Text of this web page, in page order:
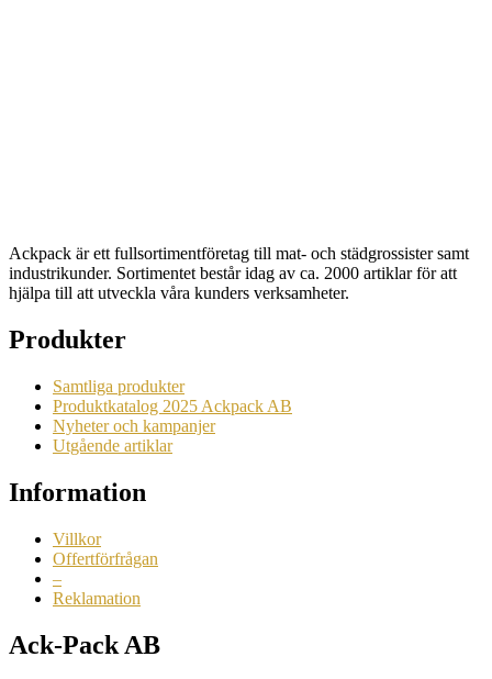
Ackpack är ett fullsortimentföretag till mat- och städgrossister samt
industrikunder. Sortimentet består idag av ca. 2000 artiklar för att
hjälpa till att utveckla våra kunders verksamheter.
Produkter
Samtliga produkter
Produktkatalog 2025 Ackpack AB
Nyheter och kampanjer
Utgående artiklar
Information
Villkor
Offertförfrågan
–
Reklamation
Ack-Pack AB